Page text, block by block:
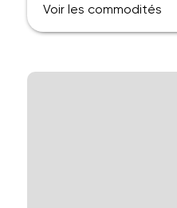
Voir les commodités